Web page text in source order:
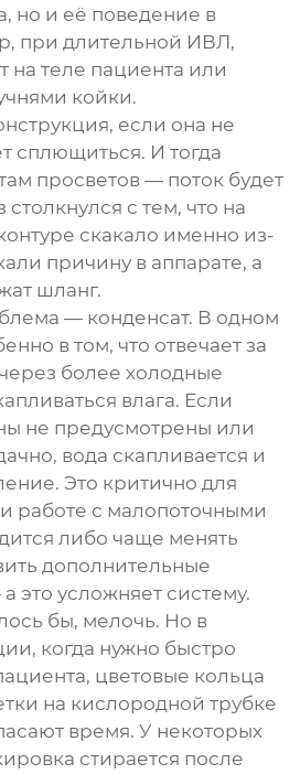
но и её поведение в
при длительной ИВЛ,
на теле пациента или
койки.
если она не
сплющиться. И тогда
просветов — поток будет
с тем, что на
скакало именно из-
причину в аппарате, а
шланг.
— конденсат. В одном
в том, что отвечает за
более холодные
влага. Если
не предусмотрены или
вода скапливается и
Это критично для
работе с малопоточными
либо чаще менять
дополнительные
это усложняет систему.
бы, мелочь. Но в
когда нужно быстро
цветовые кольца
на кислородной трубке
время. У некоторых
стирается после